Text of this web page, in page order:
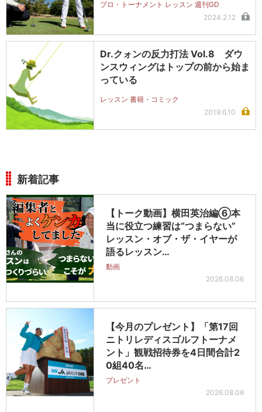
プロ・トーナメント レッスン 週刊GD
2024.2.12
Dr.クォンの反力打法 Vol.8 ダウ
ンスウィングはトップの前から始ま
っている
レッスン 書籍・コミック
2019.6.10
新着記事
【トーク動画】横田英治編⑥本
当に役立つ練習は“つまらない”
レッスン・オブ・ザ・イヤーが
語るレッスン…
動画
2026.08.06
【今月のプレゼント】「第17回
ニトリレディスゴルフトーナメ
ント」観戦招待券を4日間合計2
0組40名…
プレゼント
2026.08.06